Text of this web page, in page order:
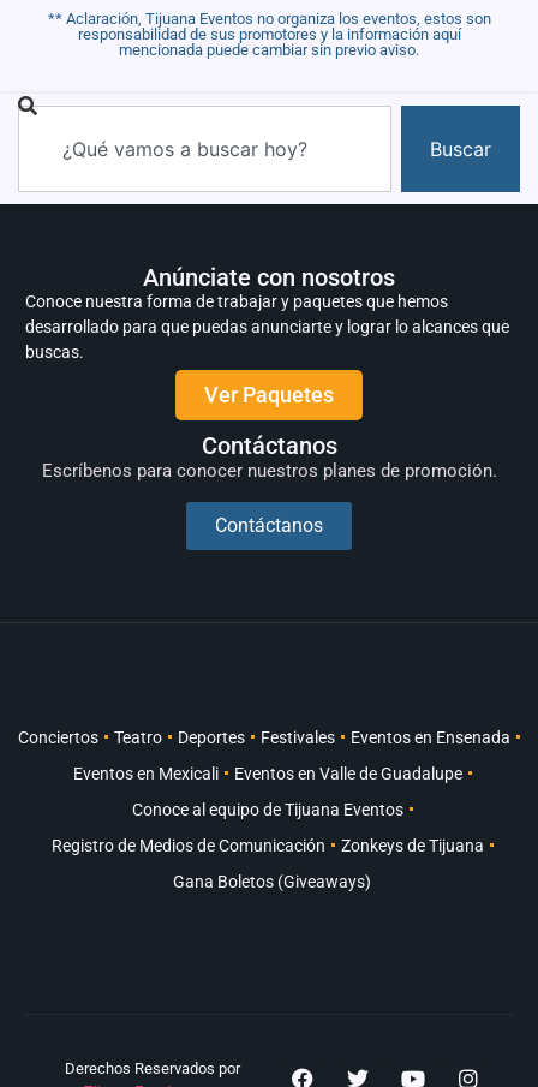
** Aclaración, Tijuana Eventos no organiza los eventos, estos son
responsabilidad de sus promotores y la información aquí
mencionada puede cambiar sin previo aviso.
Buscar
Anúnciate con nosotros
Conoce nuestra forma de trabajar y paquetes que hemos
desarrollado para que puedas anunciarte y lograr lo alcances que
buscas.
Ver Paquetes
Contáctanos
Escríbenos para conocer nuestros planes de promoción.
Contáctanos
Conciertos Teatro Deportes Festivales
Eventos en Ensenada
Eventos en Mexicali
Eventos en Valle de Guadalupe
Conoce al equipo de Tijuana Eventos
Registro de Medios de Comunicación
Zonkeys de Tijuana
Gana Boletos (Giveaways)
Derechos Reservados por